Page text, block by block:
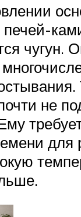
чугун.
не
для